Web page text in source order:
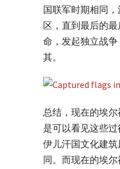
国联军时期相同
区，直到最后的
命，发起独立战
其。
总结，现在的埃
是可以看见这些
伊儿汗国文化建
同。而现在的埃